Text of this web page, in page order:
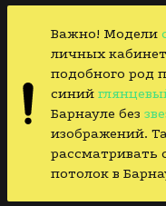
Важно! Модели
личных
подобного род
синий
Барнауле без
изображений.
рассматривать
потолок в